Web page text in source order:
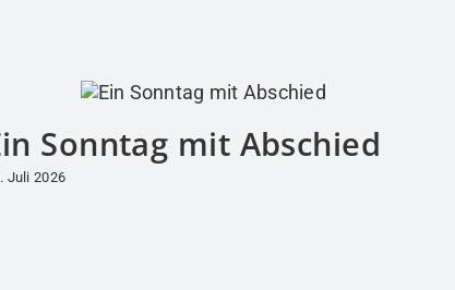
Sonntag mit Abschied
Juli 2026